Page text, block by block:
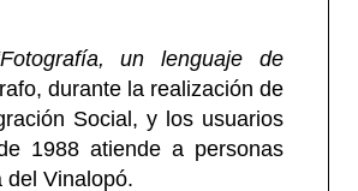
un lenguaje de
durante la realización de
Social, y los usuarios
1988 atiende a personas
del Vinalopó.